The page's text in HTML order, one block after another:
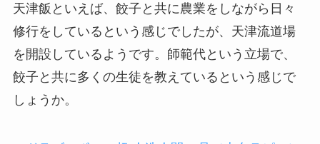
天津飯といえば、餃子と共に農業をしながら日々
修行をしているという感じでしたが、天津流道場
を開設しているようです。師範代という立場で、
餃子と共に多くの生徒を教えているという感じで
しょうか。